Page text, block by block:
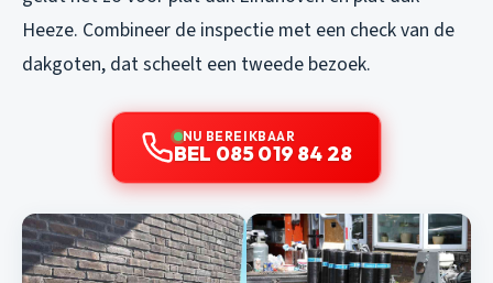
Heeze. Combineer de inspectie met een check van de
dakgoten, dat scheelt een tweede bezoek.
NU BEREIKBAAR
BEL 085 019 84 28